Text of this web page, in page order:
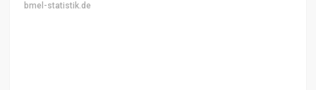
bmel-statistik.de